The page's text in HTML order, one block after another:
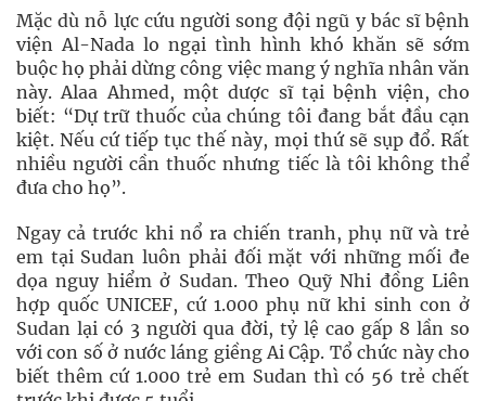
Mặc dù nỗ lực cứu người song đội ngũ y bác sĩ bệnh
viện Al-Nada lo ngại tình hình khó khăn sẽ sớm
buộc họ phải dừng công việc mang ý nghĩa nhân văn
này. Alaa Ahmed, một dược sĩ tại bệnh viện, cho
biết: “Dự trữ thuốc của chúng tôi đang bắt đầu cạn
kiệt. Nếu cứ tiếp tục thế này, mọi thứ sẽ sụp đổ. Rất
nhiều người cần thuốc nhưng tiếc là tôi không thể
đưa cho họ”.
Ngay cả trước khi nổ ra chiến tranh, phụ nữ và trẻ
em tại Sudan luôn phải đối mặt với những mối đe
dọa nguy hiểm ở Sudan. Theo Quỹ Nhi đồng Liên
hợp quốc UNICEF, cứ 1.000 phụ nữ khi sinh con ở
Sudan lại có 3 người qua đời, tỷ lệ cao gấp 8 lần so
với con số ở nước láng giềng Ai Cập. Tổ chức này cho
biết thêm cứ 1.000 trẻ em Sudan thì có 56 trẻ chết